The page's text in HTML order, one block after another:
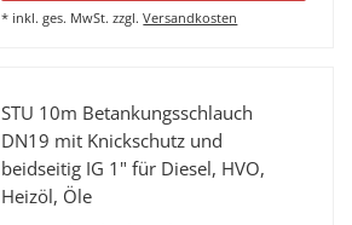
* inkl. ges. MwSt. zzgl.Versandkosten
STU 10m Betankungsschlauch
DN19 mit Knickschutz und
beidseitig IG 1" für Diesel, HVO,
Heizöl, Öle